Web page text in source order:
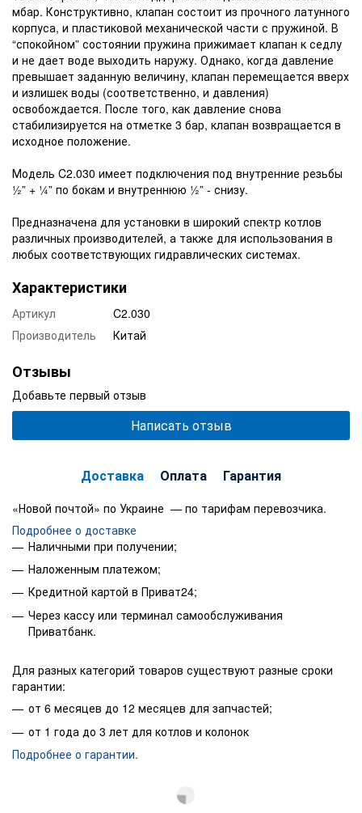
мбар. Конструктивно, клапан состоит из прочного латунного
корпуса, и пластиковой механической части с пружиной. В
“спокойном” состоянии пружина прижимает клапан к седлу
и не дает воде выходить наружу. Однако, когда давление
превышает заданную величину, клапан перемещается вверх
и излишек воды (соответственно, и давления)
освобождается. После того, как давление снова
стабилизируется на отметке 3 бар, клапан возвращается в
исходное положение.
Модель C2.030 имеет подключения под внутренние резьбы
½” + ¼” по бокам и внутреннюю ½” - снизу.
Предназначена для установки в широкий спектр котлов
различных производителей, а также для использования в
любых соответствующих гидравлических системах.
Характеристики
Артикул
C2.030
Производитель
Китай
Отзывы
Добавьте первый отзыв
Написать отзыв
Доставка Оплата Гарантия
«Новой почтой» по Украине — по тарифам перевозчика.
Подробнее о доставке
Наличными при получении;
Наложенным платежом;
Кредитной картой в Приват24;
Через кассу или терминал самообслуживания
Приватбанк.
Для разных категорий товаров существуют разные сроки
гарантии:
от 6 месяцев до 12 месяцев для запчастей;
от 1 года до 3 лет для котлов и колонок
Подробнее о гарантии.